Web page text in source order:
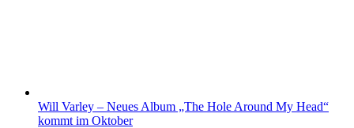
Will Varley – Neues Album „The Hole Around My Head“
kommt im Oktober